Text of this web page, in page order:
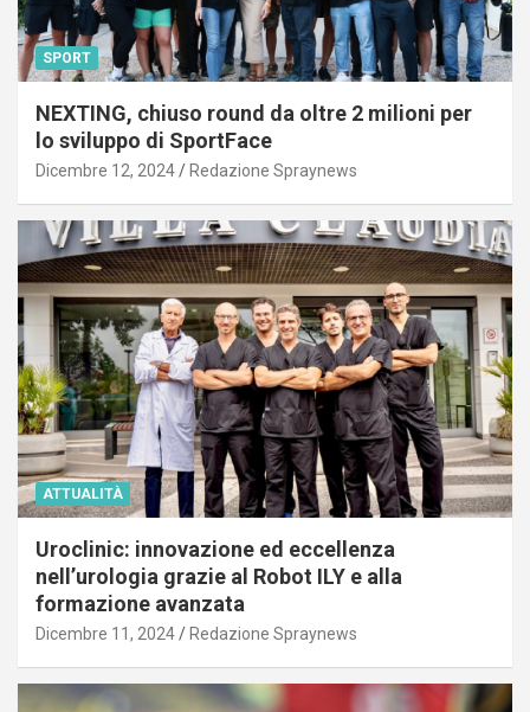
SPORT
NEXTING, chiuso round da oltre 2 milioni per
lo sviluppo di SportFace
Dicembre 12, 2024 Redazione Spraynews
ATTUALITÀ
Uroclinic: innovazione ed eccellenza
nell’urologia grazie al Robot ILY e alla
formazione avanzata
Dicembre 11, 2024 Redazione Spraynews